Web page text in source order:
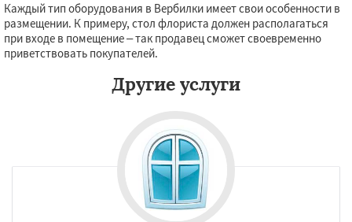
Каждый тип оборудования в Вербилки имеет свои особенности в
размещении. К примеру, стол флориста должен располагаться
при входе в помещение – так продавец сможет своевременно
приветствовать покупателей.
Другие услуги